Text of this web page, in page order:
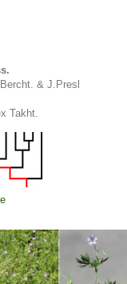
& J.Presl
Takht.